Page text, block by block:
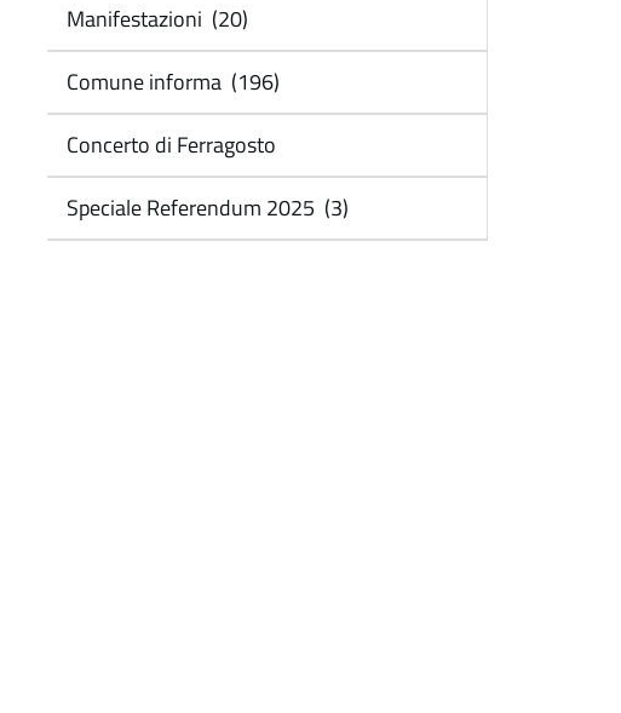
Manifestazioni (20)
Comune informa (196)
Concerto di Ferragosto
Speciale Referendum 2025 (3)